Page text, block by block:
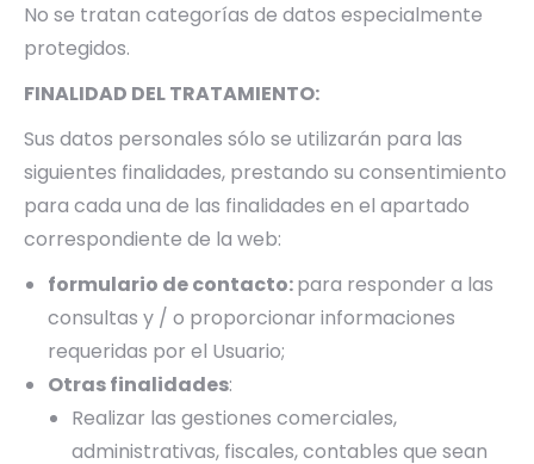
No se tratan categorías de datos especialmente
protegidos.
FINALIDAD DEL TRATAMIENTO:
Sus datos personales sólo se utilizarán para las
siguientes finalidades, prestando su consentimiento
para cada una de las finalidades en el apartado
correspondiente de la web:
formulario de contacto:para responder a las
consultas y / o proporcionar informaciones
requeridas por el Usuario;
Otras finalidades:
Realizar las gestiones comerciales,
administrativas, fiscales, contables que sean